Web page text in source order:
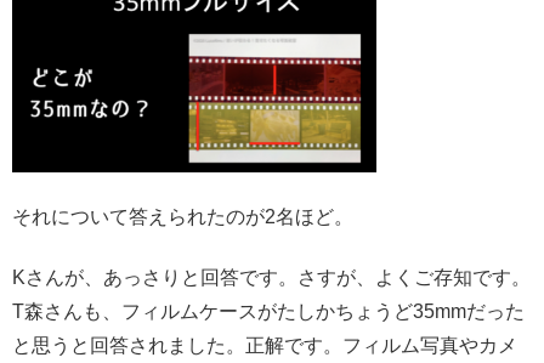
それについて答えられたのが2名ほど。
Kさんが、あっさりと回答です。さすが、よくご存知です。
T森さんも、フィルムケースがたしかちょうど35mmだった
と思うと回答されました。正解です。フィルム写真やカメ